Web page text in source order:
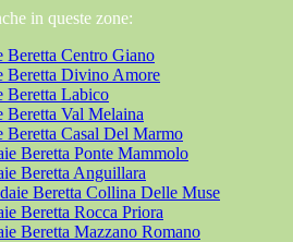
in queste zone:
Beretta Centro Giano
Beretta Divino Amore
Beretta Labico
Beretta Val Melaina
Beretta Casal Del Marmo
Beretta Ponte Mammolo
Beretta Anguillara
Beretta Collina Delle Muse
Beretta Rocca Priora
Beretta Mazzano Romano